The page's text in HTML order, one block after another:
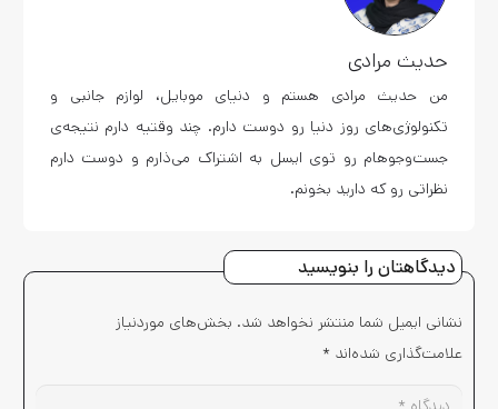
حدیث مرادی
من حدیث مرادی هستم و دنیای موبایل، لوازم جانبی و
تکنولوژی‌های روز دنیا رو دوست دارم. چند وقتیه دارم نتیجه‌ی
جست‌وجوهام رو توی ایسل به اشتراک می‌ذارم و دوست دارم
نظراتی رو که دارید بخونم.
دیدگاهتان را بنویسید
نشانی ایمیل شما منتشر نخواهد شد. بخش‌های موردنیاز
علامت‌گذاری شده‌اند *